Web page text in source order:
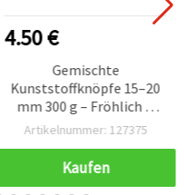
4.50 €
Gemischte
Kunststoffknöpfe 15–20
mm 300 g – Fröhlich &
bunt, sortiert, perfekt für
Kinderbasteln und
Dekorationen
Artikelnummer: 127375
Kaufen